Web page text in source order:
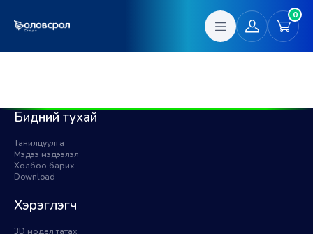
0
Бидний тухай
Танилцуулга
Мэдээ мэдээлэл
Холбоо барих
Download
Хэрэглэгч
3D модел татах